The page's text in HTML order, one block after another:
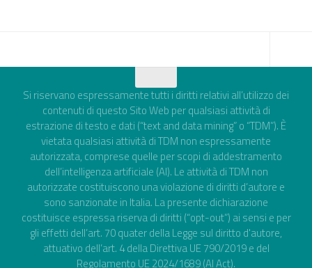
Si riservano espressamente tutti i diritti relativi all’utilizzo dei
contenuti di questo Sito Web per qualsiasi attività di
estrazione di testo e dati (“text and data mining” o “TDM”). È
vietata qualsiasi attività di TDM non espressamente
autorizzata, comprese quelle per scopi di addestramento
dell’intelligenza artificiale (AI). Le attività di TDM non
autorizzate costituiscono una violazione di diritti d’autore e
sono sanzionate in Italia. La presente dichiarazione
costituisce espressa riserva di diritti (“opt-out”) ai sensi e per
gli effetti dell’art. 70 quater della Legge sul diritto d'autore,
attuativo dell’art. 4 della Direttiva UE 790/2019 e del
Regolamento UE 2024/1689 (AI Act).